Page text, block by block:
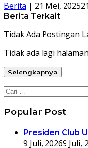
Berita | 21 Mei, 2025
Berita Terkait
Tidak Ada Postingan
Tidak ada lagi
Selengkapnya
Cari
Popular Post
Presiden Club
9 Juli, 20269 Juli,